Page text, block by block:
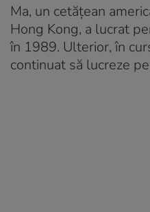
Ma, un cetățean
Hong Kong, a lucrat
în 1989. Ulterior, în
continuat să lucreze